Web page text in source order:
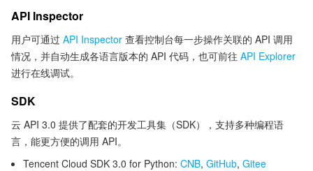
API Inspector
用户可通过 API Inspector 查看控制台每一步操作关联的 API 调用
情况，并自动生成各语言版本的 API 代码，也可前往 API Explorer
进行在线调试。
SDK
云 API 3.0 提供了配套的开发工具集（SDK），支持多种编程语
言，能更方便的调用 API。
Tencent Cloud SDK 3.0 for Python: CNB, GitHub, Gitee